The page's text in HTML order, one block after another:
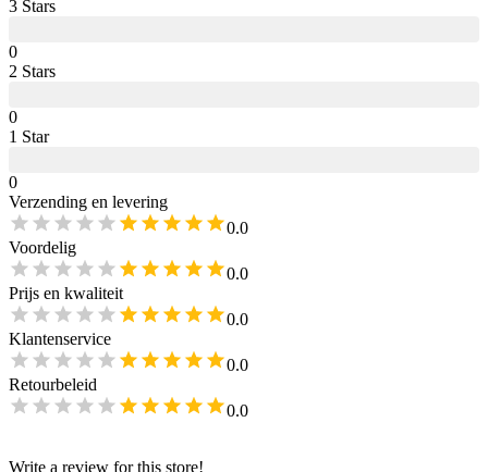
3 Stars
0
2 Stars
0
1 Star
0
Verzending en levering
0.0
Voordelig
0.0
Prijs en kwaliteit
0.0
Klantenservice
0.0
Retourbeleid
0.0
Write a review for this store!